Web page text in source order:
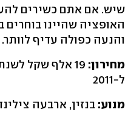
שיש. אם אתם כשירים
והנעה כפולה עדיף לוותר.
מחירון:
ל-2011
מנוע: בנזין, ארבעה צילינדרים בנפח